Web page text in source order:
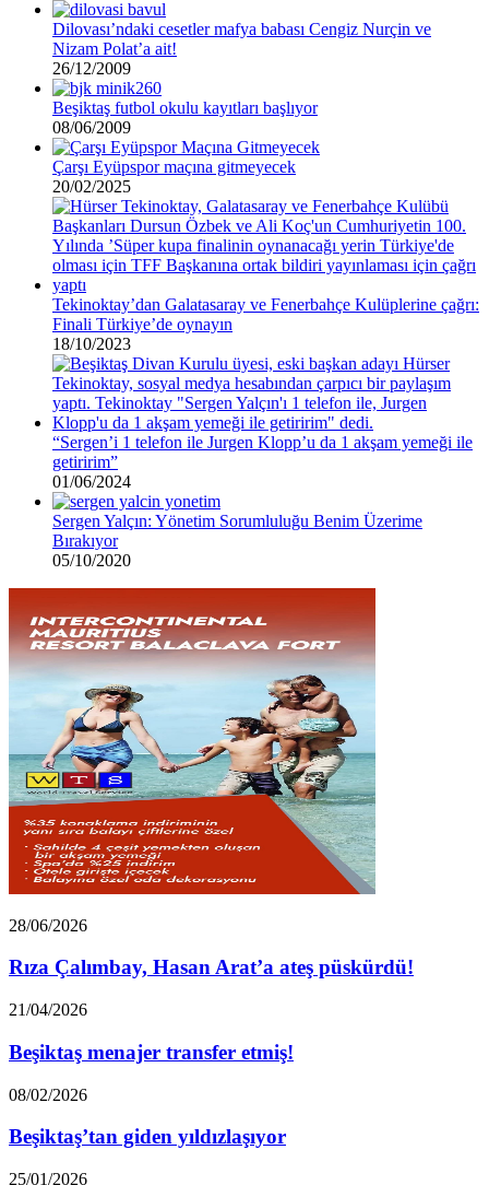
Dilovası’ndaki cesetler mafya babası Cengiz Nurçin ve
Nizam Polat’a ait!
26/12/2009
Beşiktaş futbol okulu kayıtları başlıyor
08/06/2009
Çarşı Eyüpspor maçına gitmeyecek
20/02/2025
Tekinoktay’dan Galatasaray ve Fenerbahçe Kulüplerine çağrı:
Finali Türkiye’de oynayın
18/10/2023
“Sergen’i 1 telefon ile Jurgen Klopp’u da 1 akşam yemeği ile
getiririm”
01/06/2024
Sergen Yalçın: Yönetim Sorumluluğu Benim Üzerime
Bırakıyor
05/10/2020
Rıza
Hasan
ateş
28/06/2026
Rıza Çalımbay, Hasan Arat’a ateş püskürdü!
Beşiktaş
transfer
etmiş!
21/04/2026
Beşiktaş menajer transfer etmiş!
Beşiktaş’tan
yıldızlaşıyor
08/02/2026
Beşiktaş’tan giden yıldızlaşıyor
“Beşiktaş’ın
25/01/2026